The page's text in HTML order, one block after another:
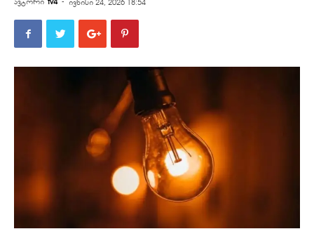
ივნისი 24, 2026 18:54